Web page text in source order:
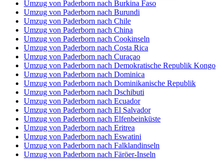
Umzug von Paderborn nach Burkina Faso
Umzug von Paderborn nach Burundi
Umzug von Paderborn nach Chile
Umzug von Paderborn nach China
Umzug von Paderborn nach Cookinseln
Umzug von Paderborn nach Costa Rica
Umzug von Paderborn nach Curaçao
Umzug von Paderborn nach Demokratische Republik Kongo
Umzug von Paderborn nach Dominica
Umzug von Paderborn nach Dominikanische Republik
Umzug von Paderborn nach Dschibuti
Umzug von Paderborn nach Ecuador
Umzug von Paderborn nach El Salvador
Umzug von Paderborn nach Elfenbeinküste
Umzug von Paderborn nach Eritrea
Umzug von Paderborn nach Eswatini
Umzug von Paderborn nach Falklandinseln
Umzug von Paderborn nach Färöer-Inseln